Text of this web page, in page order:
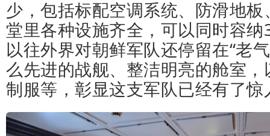
少，包括标配空调系统、防滑地
堂里各种设施齐全，可以同时容
以往外界对朝鲜军队还停留在“老
么先进的战舰、整洁明亮的舱室
制服等，彰显这支军队已经有了惊